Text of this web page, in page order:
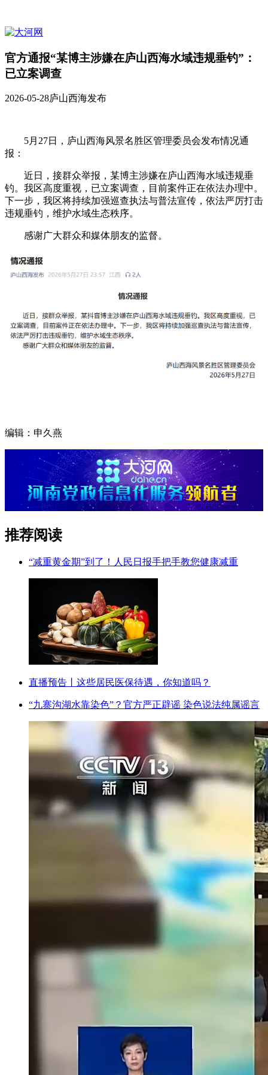
官方通报“某博主涉嫌在庐山西海水域违规垂钓”：
已立案调查
2026-05-28庐山西海发布
5月27日，庐山西海风景名胜区管理委员会发布情况通
报：
近日，接群众举报，某博主涉嫌在庐山西海水域违规垂
钓。我区高度重视，已立案调查，目前案件正在依法办理中。
下一步，我区将持续加强巡查执法与普法宣传，依法严厉打击
违规垂钓，维护水域生态秩序。
感谢广大群众和媒体朋友的监督。
编辑：申久燕
推荐阅读
“减重黄金期”到了！人民日报手把手教您健康减重
直播预告丨这些居民医保待遇，你知道吗？
“九寨沟湖水靠染色”？官方严正辟谣 染色说法纯属谣言